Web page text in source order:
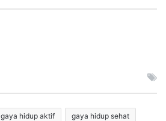
gaya hidup aktif gaya hidup sehat